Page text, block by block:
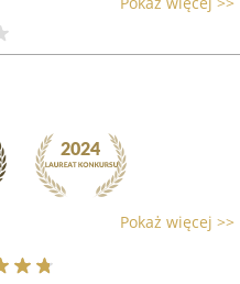
Pokaż więcej >>